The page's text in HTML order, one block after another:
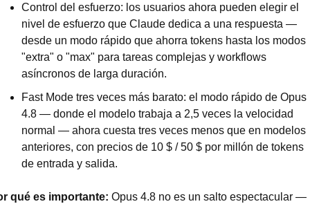
Control del esfuerzo: los usuarios ahora pueden elegir el
nivel de esfuerzo que Claude dedica a una respuesta —
desde un modo rápido que ahorra tokens hasta los modos
"extra" o "max" para tareas complejas y workflows
asíncronos de larga duración.
Fast Mode tres veces más barato: el modo rápido de Opus
4.8 — donde el modelo trabaja a 2,5 veces la velocidad
normal — ahora cuesta tres veces menos que en modelos
anteriores, con precios de 10 $ / 50 $ por millón de tokens
de entrada y salida.
qué es importante: Opus 4.8 no es un salto espectacular —